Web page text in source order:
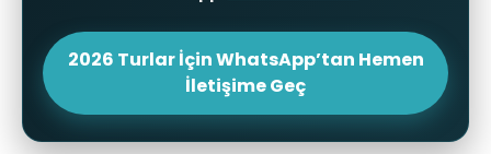
2026 Turlar İçin WhatsApp’tan Hemen
İletişime Geç